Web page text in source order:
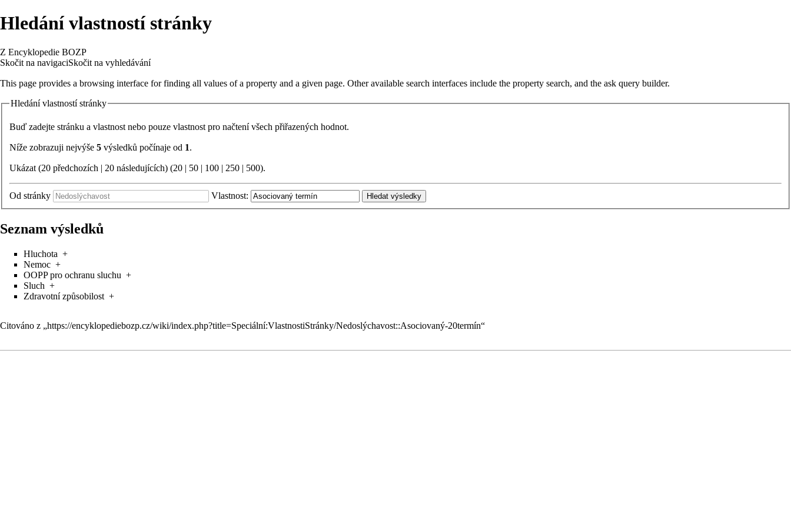
Hledání vlastností stránky
Z Encyklopedie BOZP
Skočit na navigaciSkočit na vyhledávání
This page provides a browsing interface for finding all values of a property and a given page. Other available search interfaces include the property search, and the ask query builder.
Hledání vlastností stránky
Buď zadejte stránku a vlastnost nebo pouze vlastnost pro načtení všech přiřazených hodnot.
Níže zobrazuji nejvýše 5 výsledků počínaje od 1.
Ukázat (20 předchozích | 20 následujících) (20 50 100 250 500).
Od stránky Vlastnost:
Seznam výsledků
Hluchota +
Nemoc +
OOPP pro ochranu sluchu +
Sluch +
Zdravotní způsobilost +
Citováno z „https://encyklopediebozp.cz/wiki/index.php?title=Speciální:VlastnostiStránky/Nedoslýchavost::Asociovaný-20termín“